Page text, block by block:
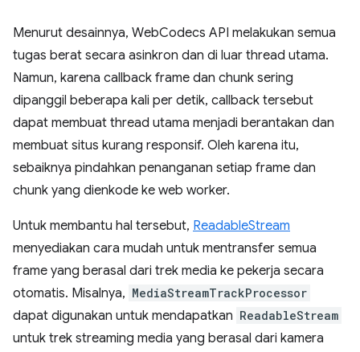
Menurut desainnya, WebCodecs API melakukan semua
tugas berat secara asinkron dan di luar thread utama.
Namun, karena callback frame dan chunk sering
dipanggil beberapa kali per detik, callback tersebut
dapat membuat thread utama menjadi berantakan dan
membuat situs kurang responsif. Oleh karena itu,
sebaiknya pindahkan penanganan setiap frame dan
chunk yang dienkode ke web worker.
Untuk membantu hal tersebut, ReadableStream
menyediakan cara mudah untuk mentransfer semua
frame yang berasal dari trek media ke pekerja secara
otomatis. Misalnya, MediaStreamTrackProcessor
dapat digunakan untuk mendapatkan ReadableStream
untuk trek streaming media yang berasal dari kamera